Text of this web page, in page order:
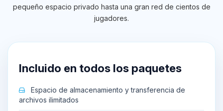
pequeño espacio privado hasta una gran red de cientos de
jugadores.
Incluido en todos los paquetes
Espacio de almacenamiento y transferencia de
archivos ilimitados